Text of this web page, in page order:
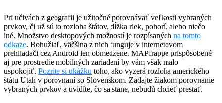
Pri učivách z geografii je užitočné porovnávať veľkosti vybraných
prvkov, či už sú to rozloha štátov, dĺžka riek, pohorí, alebo niečo
iné. Množstvo desktopových možností je rozpísaných na tomto
odkaze. Bohužiaľ, väčšina z nich funguje v internetovom
prehliadači cez Android len obmedzene. MAPfrappe prispôsobené
aj pre prostredie mobilných zariadení by vám však malo
uspokojiť. Pozrite si ukážku toho, ako vyzerá rozloha amerického
štátu Utah v porovnaní so Slovenskom. Zadajte žiakom porovnanie
vybraných prvkov a uvidíte, čo sa stane, nebudú chcieť prestať.